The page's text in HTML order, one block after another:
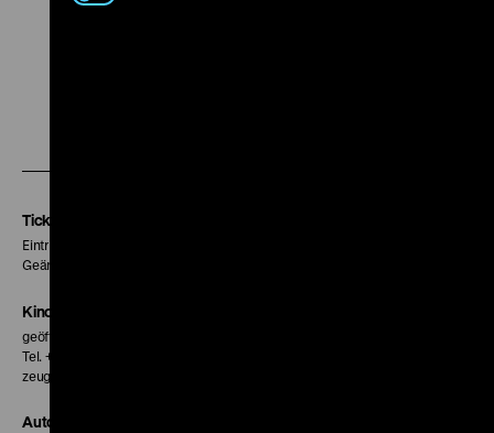
Tickets
Eintritt 5 €
Geänderte Preise sind im Programm vermerkt.
Kinokasse
geöffnet 30 Minuten vor Beginn der ersten Vorstellung
Tel. + 49 30 20304-770
zeughauskino@dhm.de
Autor*innen